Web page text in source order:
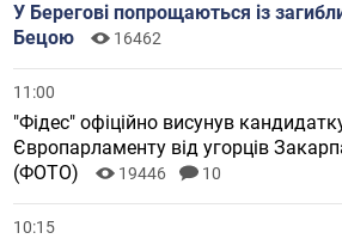
У Берегові попрощаються із
Бецою
16462
11:00
"Фідес" офіційно висунув
Європарламенту від угорців
(ФОТО)
19446 10
10:15